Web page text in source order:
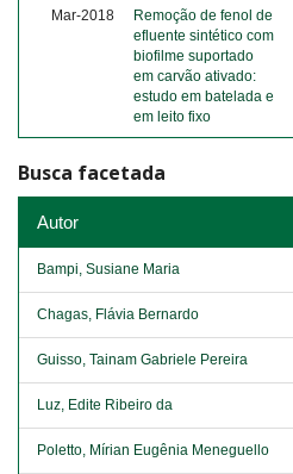
Mar-2018
Remoção de fenol de
efluente sintético com
biofilme suportado
em carvão ativado:
estudo em batelada e
em leito fixo
Busca facetada
Autor
Bampi, Susiane Maria
Chagas, Flávia Bernardo
Guisso, Tainam Gabriele Pereira
Luz, Edite Ribeiro da
Poletto, Mírian Eugênia Meneguello